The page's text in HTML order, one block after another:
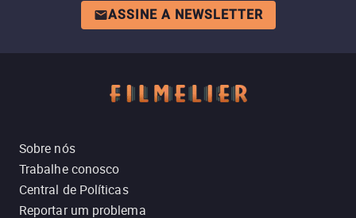
ASSINE A NEWSLETTER
Sobre nós
Trabalhe conosco
Central de Políticas
Reportar um problema